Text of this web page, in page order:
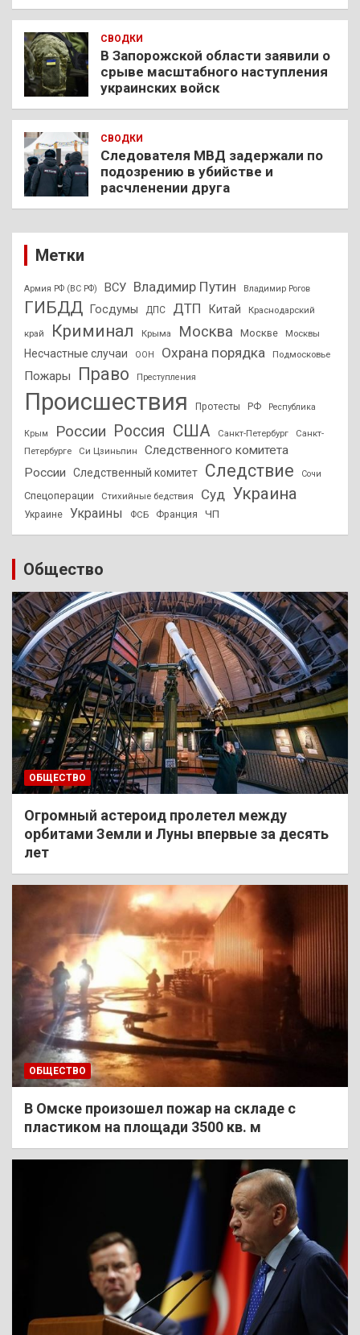
СВОДКИ
В Запорожской области заявили о
срыве масштабного наступления
украинских войск
СВОДКИ
Следователя МВД задержали по
подозрению в убийстве и
расчленении друга
Метки
Армия РФ (ВС РФ) ВСУ Владимир Путин Владимир Рогов
ГИБДД Госдумы ДПС ДТП Китай Краснодарский
край Криминал Крыма Москва Москве Москвы
Несчастные случаи ООН Охрана порядка Подмосковье
Пожары Право Преступления
Происшествия Протесты РФ Республика
Крым России Россия США Санкт-Петербург
Санкт-
Петербурге
Си Цзиньпин
Следственного комитета
России
Следственный комитет Следствие Сочи
Спецоперации Стихийные бедствия Суд Украина
Украине Украины ФСБ Франция ЧП
Общество
ОБЩЕСТВО
Огромный астероид пролетел между
орбитами Земли и Луны впервые за десять
лет
ОБЩЕСТВО
В Омске произошел пожар на складе с
пластиком на площади 3500 кв. м